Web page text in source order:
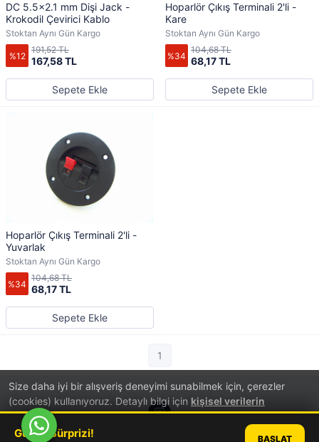
Size daha iyi bir alışveriş deneyimi sunabilmek için, çerezler
(cookies) kullanıyoruz. Detaylı bilgi için kişisel verilerin
korunmasıhakkında aydınlatma metnini inceleyebilirsiniz.
DC 5.5x2.1 mm Dişi Jack -
Krokodil Çevirici Kablo
Stoktan Aynı Gün Kargo
%12 167,58 TL
191,52 TL
Sepete Ekle
Hoparlör Çıkış Terminali 2'li -
Kare
Stoktan Aynı Gün Kargo
%34 68,17 TL
104,68 TL
Sepete Ekle
Hoparlör Çıkış Terminali 2'li -
Yuvarlak
Stoktan Aynı Gün Kargo
%34 68,17 TL
104,68 TL
Sepete Ekle
1
Günün Sürprizi! BAŞLAT